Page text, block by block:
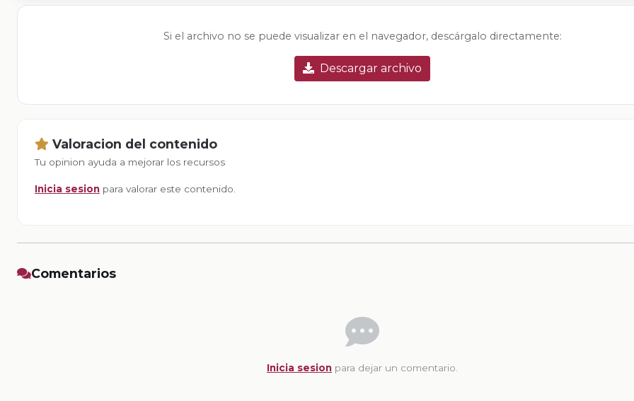
Si el archivo no se puede visualizar en el navegador, descárgalo directamente:
Descargar archivo
Valoracion del contenido
Tu opinion ayuda a mejorar los recursos
Inicia sesion para valorar este contenido.
Comentarios
Inicia sesion para dejar un comentario.